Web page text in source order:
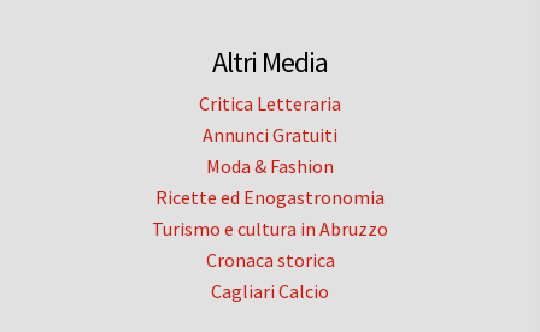
Altri Media
Critica Letteraria
Annunci Gratuiti
Moda & Fashion
Ricette ed Enogastronomia
Turismo e cultura in Abruzzo
Cronaca storica
Cagliari Calcio